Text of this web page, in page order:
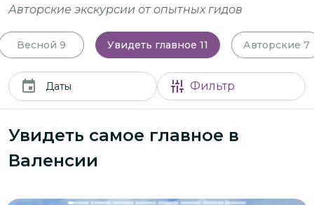
Авторские экскурсии от опытных гидов
Весной 9 Увидеть главное 11 Авторские 7
Даты Фильтр
Увидеть самое главное в
Валенсии